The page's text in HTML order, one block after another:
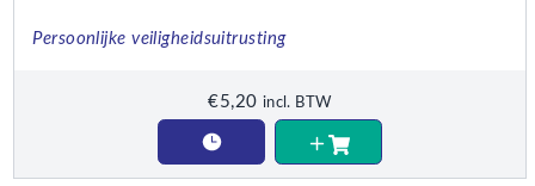
Persoonlijke veiligheidsuitrusting
€5,20 incl. BTW